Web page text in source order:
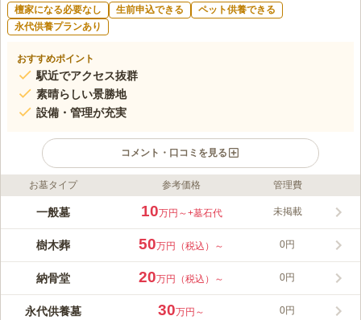
檀家になる必要なし 生前申込できる
ペット供養できる
永代供養プランあり
おすすめポイント
駅近でアクセス抜群
素晴らしい景勝地
設備・管理が充実
コメント・口コミを見る
ライフドット編集部のコメント
大麻山や徳島平野を望むことができる高台にある霊苑です。 宗
る必要がなく、寄付金や付け届けが要らないので、経済的な負担
を軽減できます。 セキュリティ会社と契約をしており、防犯カ
郷に帰って眠ることができます。
みんなの評価
4.8 口コミ
お墓タイプ 参考価格 管理費
一般墓 10万円～+墓石代 未掲載
樹木葬 50万円（税込）～ 0円
納骨堂 20万円（税込）～ 0円
永代供養墓 30万円～ 0円